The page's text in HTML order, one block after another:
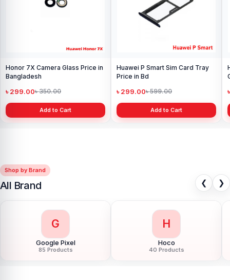
Honor 7X Camera Glass Price in
Bangladesh
৳ 299.00৳ 350.00
Add to Cart
Huawei P Smart Sim Card Tray
Price in Bd
৳ 299.00৳ 599.00
Add to Cart
Shop by Brand
All Brand ❮ ❯
G
Google Pixel
85 Products
H
Hoco
40 Products